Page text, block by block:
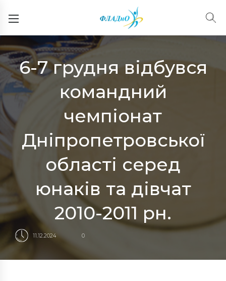
6-7 грудня відбувся
командний
чемпіонат
Дніпропетровської
області серед
юнаків та дівчат
2010-2011 рн.
11.12.2024 0